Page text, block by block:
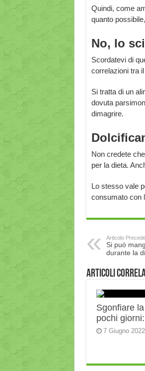
Quindi, come
quanto
No, lo
Scordatevi di
correlazioni tra
Si tratta di un
dovuta
dimagrire.
Non credete
per la dieta.
Lo stesso vale
consumato con
Articolo
Si può
durante la
Articoli
Sgonfiare
pochi
7 Giugno 2022